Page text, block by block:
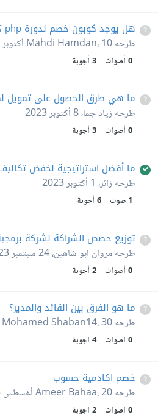
هل يوجد كوبون خصم لدورة php ؟
طرحه Mahdi Hamdan،10 أكتوبر 2023
0 أصوات 3 أجوبة
ما هي طرق الحصول على تمويل
طرحه زياد جما،8 أكتوبر 2023
0 أصوات 3 أجوبة
ما أفضل استراتيجية لخفض
طرحه زائر، 1 أكتوبر 2023
1 صوت 6 أجوبة
توزيع حصص الشراكة لشركة
طرحهمروان ابو شاهين،24 سبتمبر 2023
0 أصوات 2 أجوبة
ما هو الفرق بين القائد والمدير؟
طرحه Mohamed Shaban14،30 أغسطس 2023
0 أصوات 4 أجوبة
خصم اكادمية حسوب
طرحه Ameer Bahaa،20 أغسطس 2023
0 أصوات 2 أجوبة